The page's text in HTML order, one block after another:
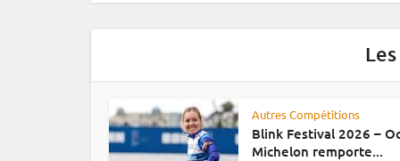
Autres Compétitions
Blink Festival 2026 –
Michelon remporte...